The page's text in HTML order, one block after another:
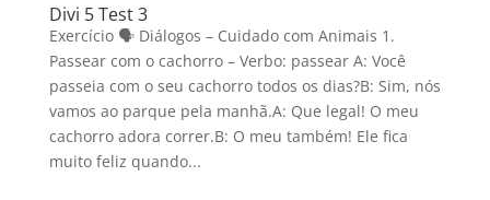
Divi 5 Test 3
Exercício 🗣️ Diálogos – Cuidado com Animais 1.
Passear com o cachorro – Verbo: passear A: Você
passeia com o seu cachorro todos os dias?B: Sim, nós
vamos ao parque pela manhã.A: Que legal! O meu
cachorro adora correr.B: O meu também! Ele fica
muito feliz quando...